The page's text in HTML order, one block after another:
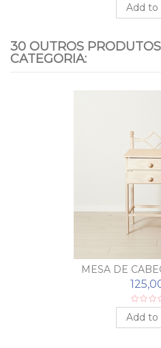
Add to
30 OUTROS
CATEGORIA:
MESA DE
Add to